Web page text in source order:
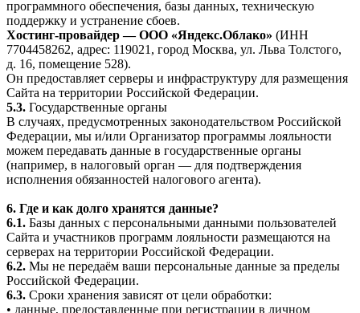
программного обеспечения, базы данных, техническую
поддержку и устранение сбоев.
Хостинг-провайдер — ООО «Яндекс.Облако» (ИНН
7704458262, адрес: 119021, город Москва, ул. Льва Толстого,
д. 16, помещение 528).
Он предоставляет серверы и инфраструктуру для размещения
Сайта на территории Российской Федерации.
5.3. Государственные органы
В случаях, предусмотренных законодательством Российской
Федерации, мы и/или Организатор программы лояльности
можем передавать данные в государственные органы
(например, в налоговый орган — для подтверждения
исполнения обязанностей налогового агента).
6. Где и как долго хранятся данные?
6.1. Базы данных с персональными данными пользователей
Сайта и участников программ лояльности размещаются на
серверах на территории Российской Федерации.
6.2. Мы не передаём ваши персональные данные за пределы
Российской Федерации.
6.3. Сроки хранения зависят от цели обработки:
• данные, предоставленные при регистрации в личном